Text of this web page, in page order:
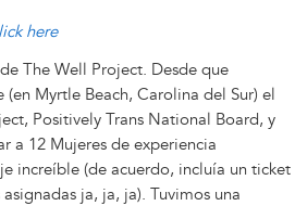
here
The Well Project. Desde que
Myrtle Beach, Carolina del Sur) el
Positively Trans National Board, y
a 12 Mujeres de experiencia
increíble (de acuerdo, incluía un ticket
ja, ja, ja). Tuvimos una